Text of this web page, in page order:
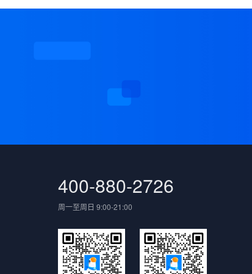
400-880-2726
周一至周日 9:00-21:00